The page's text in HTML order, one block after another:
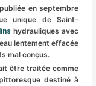
en septembre
unique de Saint-
hydrauliques avec
lentement effacée
mal conçus.
être traitée comme
destiné à